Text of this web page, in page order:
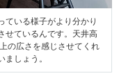
ている様子がより分かり
せているんです。天井高
の広さを感じさせてくれ
しょう。